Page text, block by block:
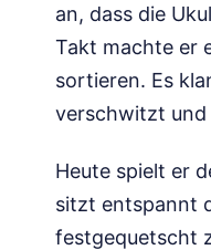
an, dass die
Takt machte er
sortieren. Es
verschwitzt und
Heute spielt er
sitzt entspannt
festgequetscht